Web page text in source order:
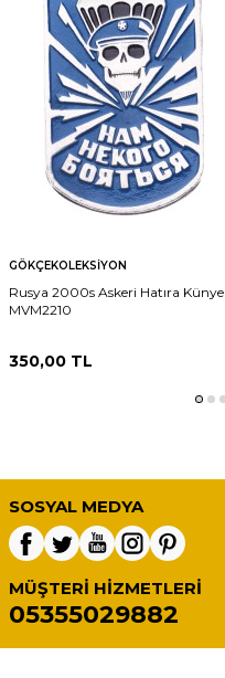
GÖKÇEKOLEKSIYON
Rusya 2000s Askeri Hatıra Künye
MVM2210
350,00 TL
SOSYAL MEDYA
MÜŞTERI HIZMETLERI
05355029882